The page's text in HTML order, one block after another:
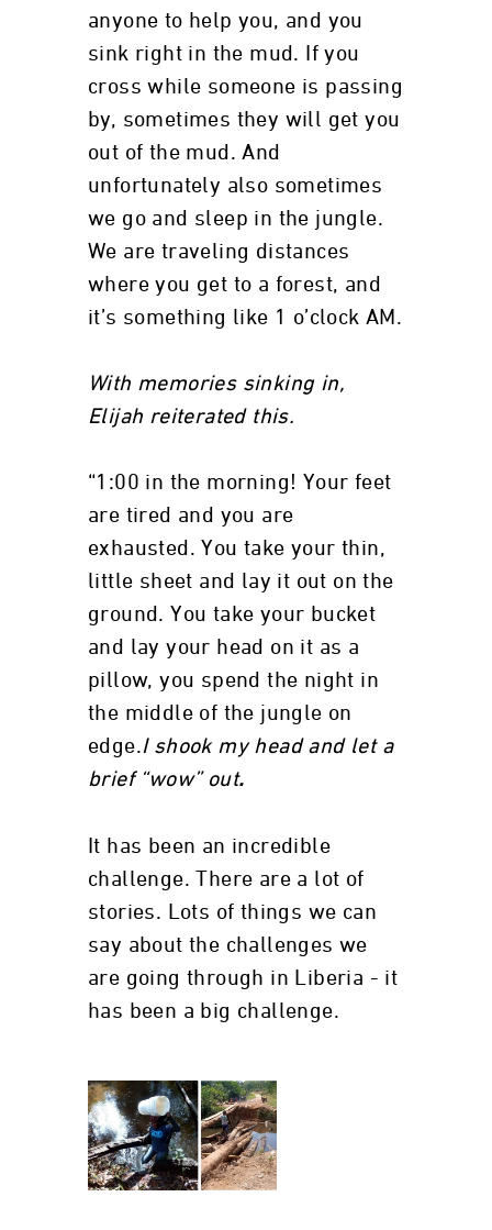
anyone to help you, and you
sink right in the mud. If you
cross while someone is passing
by, sometimes they will get you
out of the mud. And
unfortunately also sometimes
we go and sleep in the jungle.
We are traveling distances
where you get to a forest, and
it’s something like 1 o’clock AM.
With memories sinking in,
Elijah reiterated this.
“1:00 in the morning! Your feet
are tired and you are
exhausted. You take your thin,
little sheet and lay it out on the
ground. You take your bucket
and lay your head on it as a
pillow, you spend the night in
the middle of the jungle on
edge.I shook my head and let a
brief “wow” out.
It has been an incredible
challenge. There are a lot of
stories. Lots of things we can
say about the challenges we
are going through in Liberia - it
has been a big challenge.